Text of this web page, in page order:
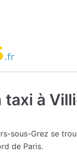
taxi à
sous-Grez se
de Paris.